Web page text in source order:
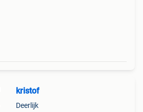
kristof
Deerlijk